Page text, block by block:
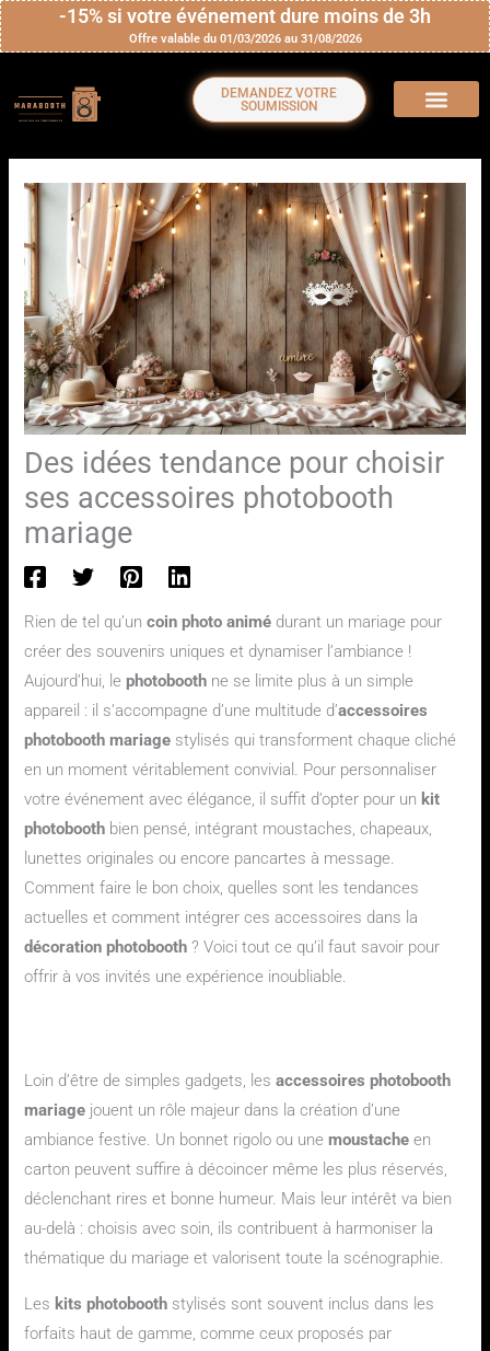
Aller
au
-15% si votre événement dure moins de 3h
Offre valable du 01/03/2026 au 31/08/2026
DEMANDEZ VOTRE
SOUMISSION
Des idées tendance pour choisir
ses accessoires photobooth
mariage
Rien de tel qu’uncoin photo animé durant un mariage pour
créer des souvenirs uniques et dynamiser l’ambiance !
Aujourd’hui, lephotobooth ne se limite plus à un simple
appareil : il s’accompagne d’une multitude d’accessoires
photobooth mariage stylisés qui transforment chaque cliché
en un moment véritablement convivial. Pour personnaliser
votre événement avec élégance, il suffit d’opter pour un kit
photobooth bien pensé, intégrant moustaches, chapeaux,
lunettes originales ou encore pancartes à message.
Comment faire le bon choix, quelles sont les tendances
actuelles et comment intégrer ces accessoires dans la
décoration photobooth ? Voici tout ce qu’il faut savoir pour
offrir à vos invités une expérience inoubliable.
Loin d’être de simples gadgets, lesaccessoires photobooth
mariage jouent un rôle majeur dans la création d’une
ambiance festive. Un bonnet rigolo ou unemoustache en
carton peuvent suffire à décoincer même les plus réservés,
déclenchant rires et bonne humeur. Mais leur intérêt va bien
au-delà : choisis avec soin, ils contribuent à harmoniser la
thématique du mariage et valorisent toute la scénographie.
Les kits photobooth stylisés sont souvent inclus dans les
forfaits haut de gamme, comme ceux proposés par